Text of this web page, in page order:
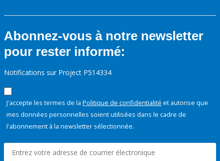
Abonnez-vous à notre newsletter
pour rester informé:
Notifications sur Project P514334
J'accepte les termes de la Politique de confidentialité et autorise que
mes données personnelles soient utilisées dans le cadre de
l'abonnement à la newsletter sélectionnée.